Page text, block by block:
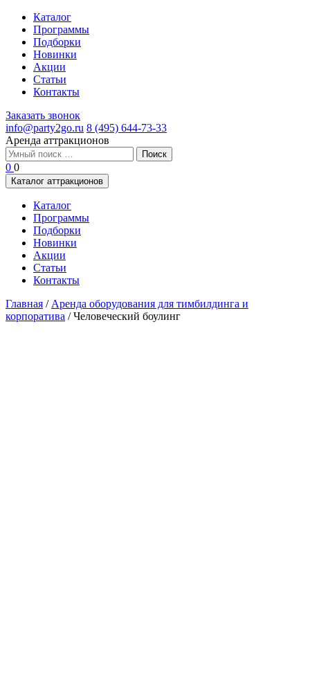
Каталог
Программы
Подборки
Новинки
Акции
Статьи
Контакты
Заказать звонок
info@party2go.ru 8 (495) 644-73-33
Аренда аттракционов
Найти:
0 0
Каталог аттракционов
Каталог
Программы
Подборки
Новинки
Акции
Статьи
Контакты
Главная / Аренда оборудования для тимбилдинга и
корпоратива /Человеческий боулинг